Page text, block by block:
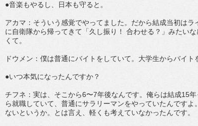
●音楽もやるし、日本も守ると。
アカマ：そういう感覚でやってました。だから結成当初は
に自衛隊から帰ってきて「久し振り！ 合わせる？」みたい
くて。
ドウメン：僕は普通にバイトをしていて。大学生からバイト
●いつ本気になったんですか？
チフネ：実は、そこから6〜7年後なんです。俺らは結成15
ら就職していて、普通にサラリーマンをやっていたんです
ないというか。とは言え、軽くも考えていなかったんです。